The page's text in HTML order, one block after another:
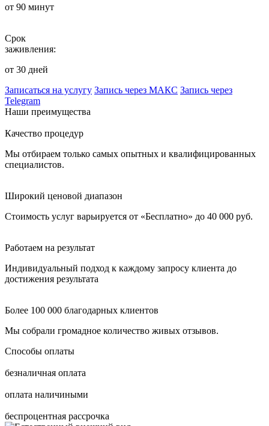
от 90 минут
Срок
заживления:
от 30 дней
Записаться на услугу Запись через МАКС Запись через
Telegram
Наши преимущества
Качество процедур
Мы отбираем только самых опытных и квалифицированных
специалистов.
Широкий ценовой диапазон
Стоимость услуг варьируется от «Бесплатно» до 40 000 руб.
Работаем на результат
Индивидуальный подход к каждому запросу клиента до
достижения результата
Более 100 000 благодарных клиентов
Мы собрали громадное количество живых отзывов.
Способы оплаты
безналичная оплата
оплата наличиными
беспроцентная рассрочка